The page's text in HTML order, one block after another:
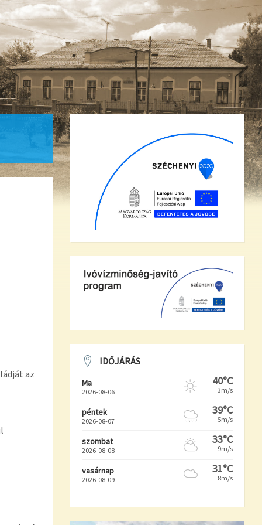
az
IDŐJÁRÁS
Ma
2026-08-06
40°C
3m/s
péntek
2026-08-07
39°C
5m/s
szombat
2026-08-08
33°C
9m/s
vasárnap
2026-08-09
31°C
8m/s